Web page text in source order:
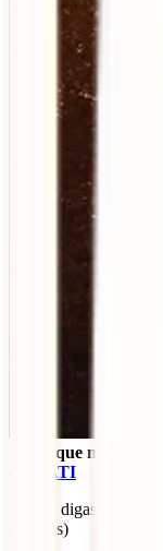
Sabes que
IATI
32. No digas es
Japonés)